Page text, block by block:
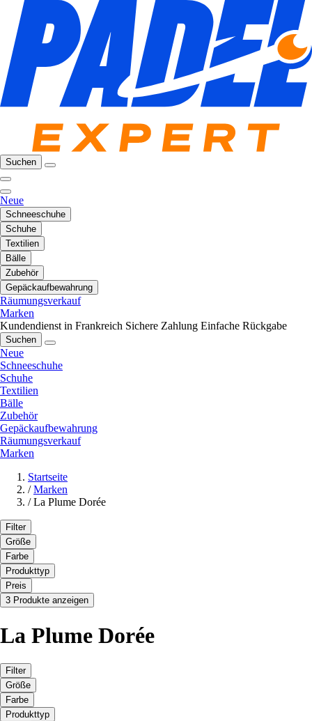
Suchen
Neue
Schneeschuhe
Schuhe
Textilien
Bälle
Zubehör
Gepäckaufbewahrung
Räumungsverkauf
Marken
Kundendienst in Frankreich Sichere Zahlung Einfache Rückgabe
Suchen
Neue
Schneeschuhe
Schuhe
Textilien
Bälle
Zubehör
Gepäckaufbewahrung
Räumungsverkauf
Marken
Startseite
/ Marken
/ La Plume Dorée
Filter
Größe
Farbe
Produkttyp
Preis
3 Produkte anzeigen
La Plume Dorée
Filter
Größe
Farbe
Produkttyp